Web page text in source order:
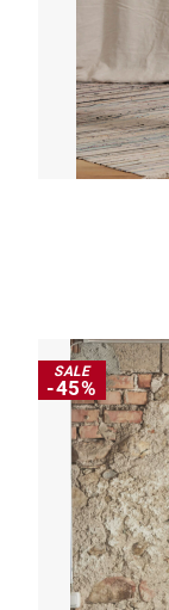
SALE
-45%